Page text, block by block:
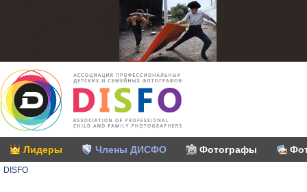
Лидеры Члены ДИСФО Фотографы
DISFO